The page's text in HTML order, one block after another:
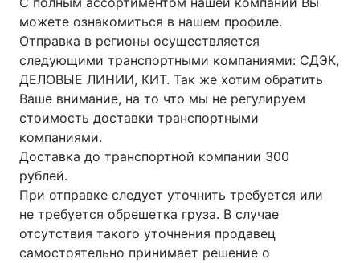
можете ознакомиться в нашем профиле.
Отправка в регионы осуществляется
следующими транспортными компаниями: СДЭК,
ДЕЛОВЫЕ ЛИНИИ, КИТ. Так же хотим обратить
Ваше внимание, на то что мы не регулируем
стоимость доставки транспортными
компаниями.
Доставка до транспортной компании 300
рублей.
При отправке следует уточнить требуется или
не требуется обрешетка груза. В случае
отсутствия такого уточнения продавец
самостоятельно принимает решение о